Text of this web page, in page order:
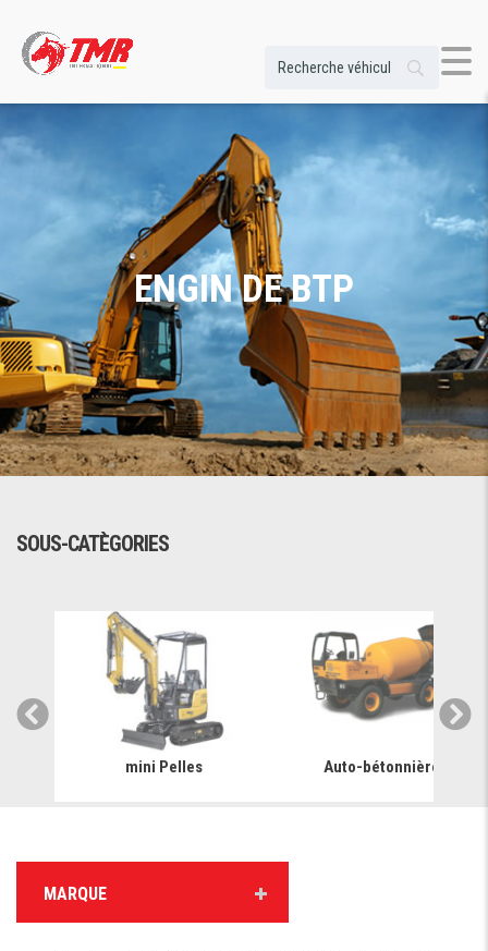
ENGIN DE BTP
SOUS-CATÈGORIES
mini Pelles Auto-bétonnière
MARQUE